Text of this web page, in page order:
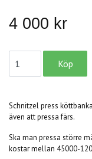
4 000 kr
Schnitzel press
även att pressa färs.
Ska man pressa större
kostar mellan 45000-